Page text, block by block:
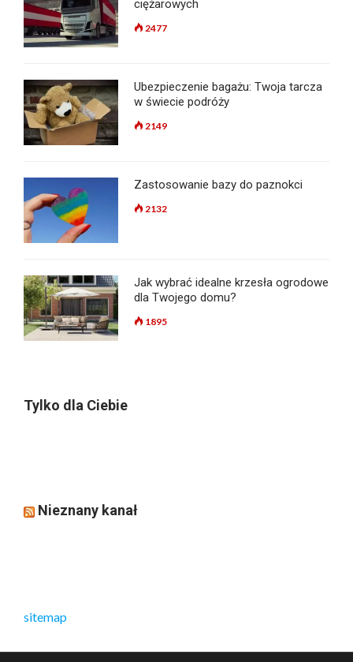
ciężarowych
2477
Ubezpieczenie bagażu: Twoja tarcza
w świecie podróży
2149
Zastosowanie bazy do paznokci
2132
Jak wybrać idealne krzesła ogrodowe
dla Twojego domu?
1895
Tylko dla Ciebie
Nieznany kanał
sitemap